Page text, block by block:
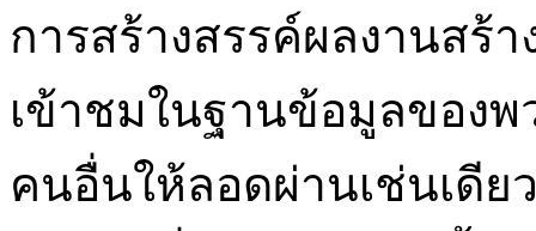
การสร้างสรรค์ผลงานสร้
เข้าชมในฐานข้อมูลของพ
คนอื่นให้ลอดผ่านเช่นเดี